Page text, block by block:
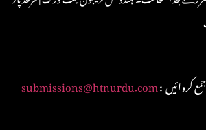
submissions@htnurdu.com کروائیں